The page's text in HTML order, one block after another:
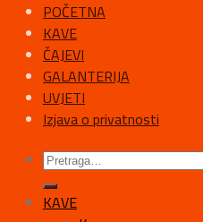
POČETNA
KAVE
ČAJEVI
GALANTERIJA
UVJETI
Izjava o privatnosti
KAVE